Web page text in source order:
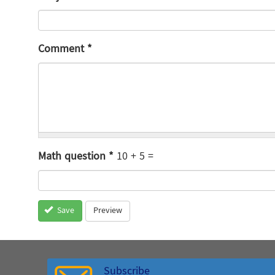
Comment*
Math question* 10 + 5 =
Save Preview